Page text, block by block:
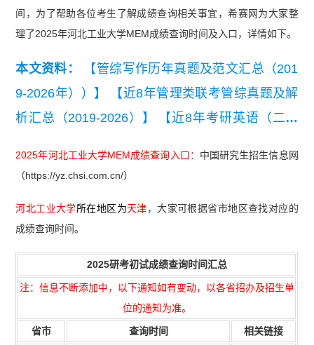
间，为了帮助各位考生了解成绩查询相关事宜，希赛网为大家整
理了2025年河北工业大学MEM成绩查询时间及入口，详情如下。
本文资料：
【管综写作历年真题及范文汇总（201
9-2026年））】
【近8年管理类联考管综真题及解
析汇总（2019-2026）】
【近8年考研英语（二）
类联考综合能力真题及答案【完整版】】
2025年河北工业大学MEM成绩查询入口： 中国研究生招生信息网
（https://yz.chsi.com.cn/）
河北工业大学所在地区为天津，大家可根据省市地区查找对应的
成绩查询时间。
2025研考初试成绩查询时间汇总
注：信息不断添加中，以下通知如有变动，以各省招办及招生单
位的通知为准。
省市 查询时间 相关链接